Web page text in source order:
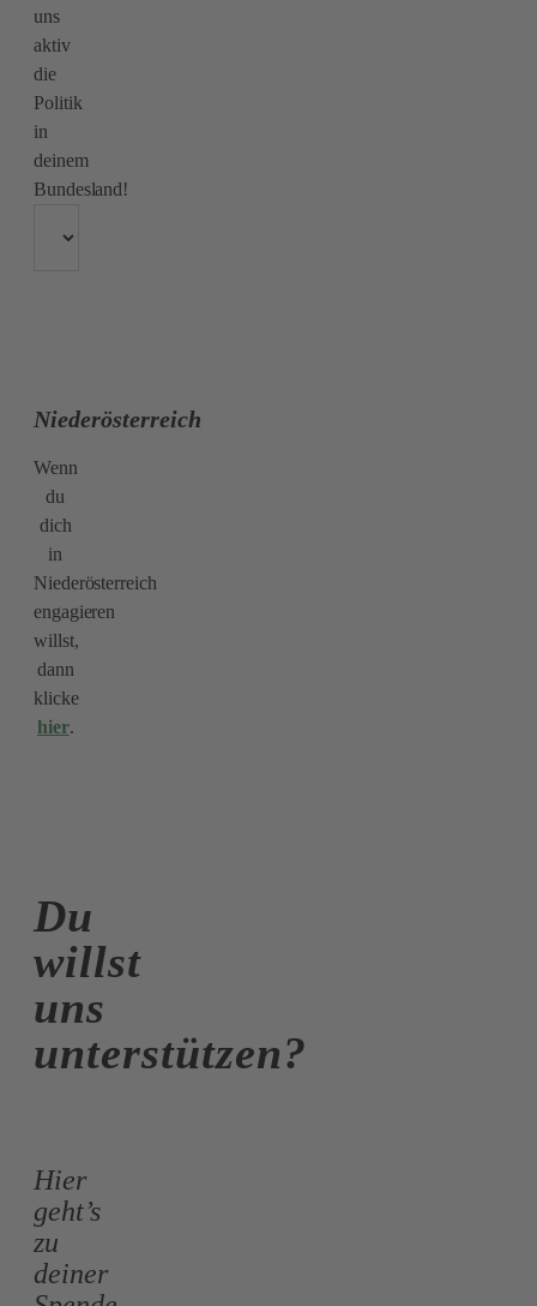
uns
aktiv
die
Politik
in
deinem
Bundesland!
Niederösterreich
Wenn
du
dich
in
Niederösterreich
engagieren
willst,
dann
klicke
hier.
Du
willst
uns
unterstützen?
Hier
geht’s
zu
deiner